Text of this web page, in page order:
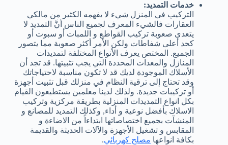
خدمات التمديد:
التركيب في المنزل شيء لا يفهمه الكثير من مالكي
العقارات فالشيء المعرف لجميع الناس أنَّ التمديد لا
يتعدى صعوبة تركيب القواطع و اللمبات أو سبوت أو
كحد أعلى شفاطات ولكن الأمر أكثر صعوبة مما يتصور
الجميع. المختص يعرف الأنواع المختلفة لتمديدات
المنازل والمعدات المحددة التي يجب تثبيتها. قد تجد أن
الأسلاك الموجودة لديك قد لا تكون مناسبة لاحتياجاتك
وقد تحتاج إلى ترقية النظام في منزلك قبل تثبيت أجهزة
أو تركيبات جديدة. ولذلك لدينا معلمين يستطيعون القيام
بكل انواع التمديدات المنزلية بطريقة مركزية وتركيب
الاسلاك بأفضل نوعية و أداء, وكذلك التمديد للمصانع و
المنشآت بجميع اختصاصاتها ابتداءاً من الاضاءة و
المقابس و تشغيل الأجهزة والآلات الحديثة والقديمة
بكافة انواعها مصلح كهربائي.